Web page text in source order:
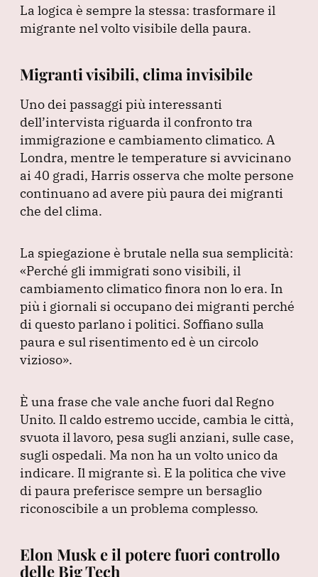
La logica è sempre la stessa: trasformare il
migrante nel volto visibile della paura.
Migranti visibili, clima invisibile
Uno dei passaggi più interessanti
dell’intervista riguarda il confronto tra
immigrazione e cambiamento climatico. A
Londra, mentre le temperature si avvicinano
ai 40 gradi, Harris osserva che molte persone
continuano ad avere più paura dei migranti
che del clima.
La spiegazione è brutale nella sua semplicità:
«Perché gli immigrati sono visibili, il
cambiamento climatico finora non lo era. In
più i giornali si occupano dei migranti perché
di questo parlano i politici. Soffiano sulla
paura e sul risentimento ed è un circolo
vizioso».
È una frase che vale anche fuori dal Regno
Unito. Il caldo estremo uccide, cambia le città,
svuota il lavoro, pesa sugli anziani, sulle case,
sugli ospedali. Ma non ha un volto unico da
indicare. Il migrante sì. E la politica che vive
di paura preferisce sempre un bersaglio
riconoscibile a un problema complesso.
Elon Musk e il potere fuori controllo
delle Big Tech